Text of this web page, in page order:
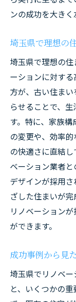
ンの成功を大きく
埼玉県で理想の
埼玉県で理想の
ーションに対す
方が、古い住ま
らせることで、
す。特に、家族
の変更や、効率
の快適さに直結
ベーション業者
デザインが採用
ざした住まいが完
リノベーション
ができます。
成功事例から見
埼玉県でリノベ
と、いくつかの